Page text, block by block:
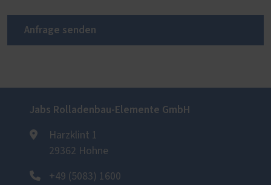
Anfrage senden
Jabs Rolladenbau-Elemente GmbH
Harzklint 1
29362 Hohne
+49 (5083) 1600